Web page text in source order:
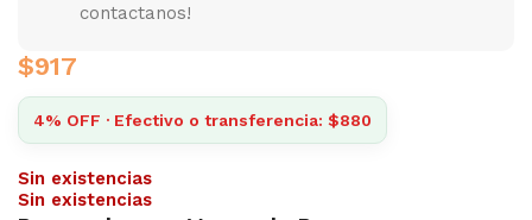
contactanos!
$917
4% OFF · Efectivo o transferencia: $880
Sin existencias
Sin existencias